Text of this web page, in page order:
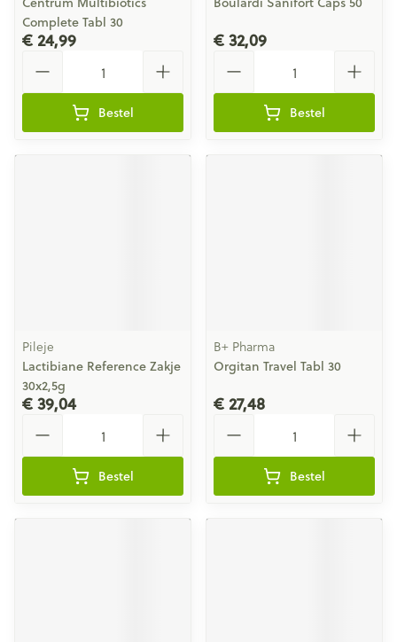
Complete Tabl 30
€ 24,99
Bestel
€ 32,09
Bestel
Pileje
Lactibiane Reference Zakje
30x2,5g
€ 39,04
Bestel
B+ Pharma
Orgitan Travel Tabl 30
€ 27,48
Bestel